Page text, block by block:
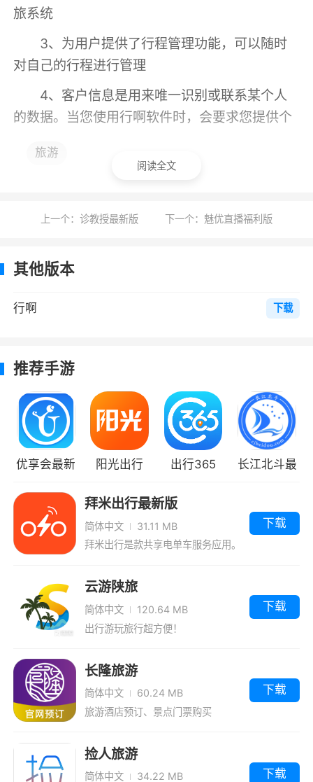
旅系统
3、为用户提供了行程管理功能，可以随时
对自己的行程进行管理
4、客户信息是用来唯一识别或联系某个人
的数据。当您使用行啊软件时，会要求您提供个
5、软件拥有在线预订机票的功能，用户可
1、让你只需动动手指就能搞定这些麻烦事
情。这么方便快捷的应用
2、专为出差旅行的用户打造的行啊AP能够
实用的行程查询，在线预订机票、车票和酒店，
还有其他功能帮助用户及时掌握行程状态，是出
差旅行不可或缺的贴心帮手，还有更多功能等你
来体验
3、行程规划，出国手续办理等服务，为用
户在生活出行中提供了安全绿色便捷的服务通
道，是一款非常好用实用的app软件
更新日志
旅游
阅读全文
上一个：诊教授最新版 下一个：魅优直播福利版
其他版本
行啊 下载
推荐手游
优享会最新
版
阳光出行 出行365
长江北斗最
拜米出行最新版
简体中文
31.11 MB
拜米出行是款共享电单车服务应用。
下载
云游陕旅
简体中文
120.64 MB
出行游玩旅行超方便！
下载
长隆旅游
简体中文
60.24 MB
旅游酒店预订、景点门票购买
下载
捡人旅游
简体中文 34.22 MB 下载